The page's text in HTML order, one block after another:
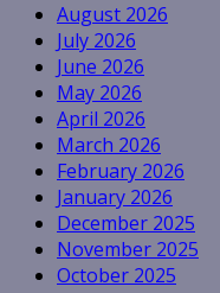
August 2026
July 2026
June 2026
May 2026
April 2026
March 2026
February 2026
January 2026
December 2025
November 2025
October 2025